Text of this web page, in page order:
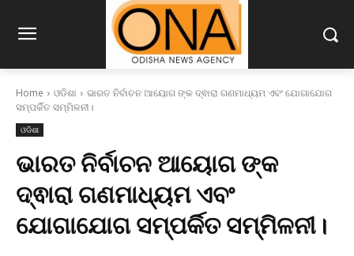
Home ଓଡିଶା
ଭାରତ ନିର୍ବାଚନ ଆୟୋଗ ଙ୍କ ଦ୍ଵାରା ଗଣମାଧ୍ୟମ ଏବଂ ଯୋଗାଯୋଗ
ସମ୍ପର୍କିତ ସମ୍ମିଳନୀ।
ଓଡିଶା
ଭାରତ ନିର୍ବାଚନ ଆୟୋଗ ଙ୍କ
ଦ୍ଵାରା ଗଣମାଧ୍ୟମ ଏବଂ
ଯୋଗାଯୋଗ ସମ୍ପର୍କିତ ସମ୍ମିଳନୀ।